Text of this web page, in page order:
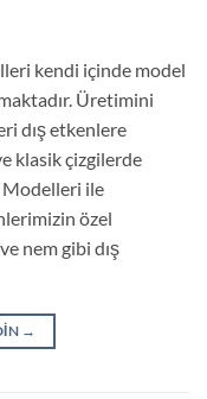
kendi içinde model
Üretimini
dış etkenlere
klasik çizgilerde
Modelleri ile
özel
nem gibi dış
→